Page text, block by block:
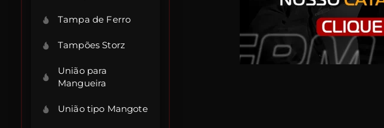
Tampa de Ferro
Tampões Storz
União para
Mangueira
União tipo Mangote